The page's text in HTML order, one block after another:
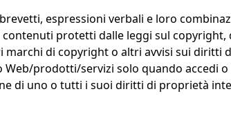
espressioni verbali e loro
protetti dalle leggi sul
di copyright o altri avvisi sui diritti
prodotti/servizi solo quando accedi
di uno o tutti i suoi diritti di proprietà